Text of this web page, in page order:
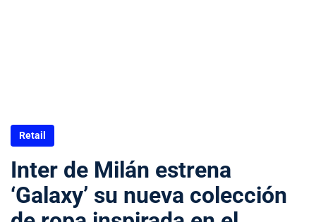
Retail
Inter de Milán estrena
‘Galaxy’ su nueva colección